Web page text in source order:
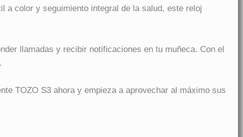
a color y seguimiento integral de la salud, este reloj
llamadas y recibir notificaciones en tu muñeca. Con el
TOZO S3 ahora y empieza a aprovechar al máximo sus